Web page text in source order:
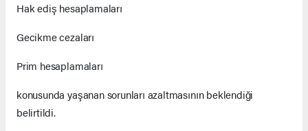
Hak ediş hesaplamaları
Gecikme cezaları
Prim hesaplamaları
konusunda yaşanan sorunları azaltmasının beklendiği
belirtildi.